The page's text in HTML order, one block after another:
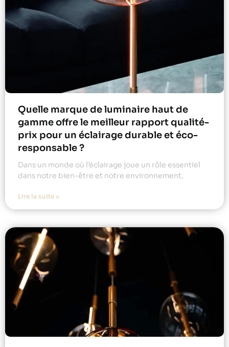
Quelle marque de luminaire haut de
gamme offre le meilleur rapport qualité-
prix pour un éclairage durable et éco-
responsable ?
Dans un monde où l’éclairage joue un rôle essentiel
dans notre bien-être et notre environnement,
Lire la suite »